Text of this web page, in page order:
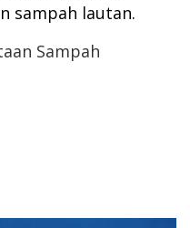
sampah lautan.
Sampah